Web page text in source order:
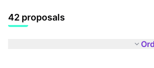
42 proposals